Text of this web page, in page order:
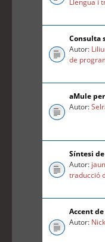
Llengua i
Consulta
Autor:
de
aMule
Autor:
Síntesi
Autor:
traducció
Accent
Autor: